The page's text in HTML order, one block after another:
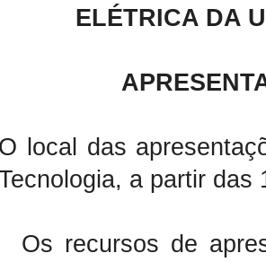
ELÉTRICA DA
a partir das
de